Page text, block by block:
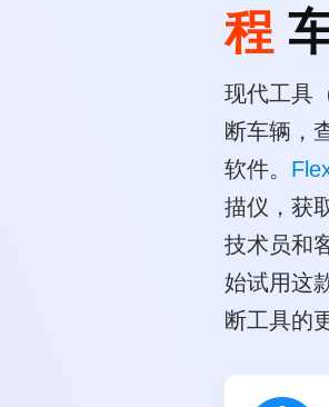
程
现代工具
断车辆，
软件。
描仪，获
技术员和
始试用这
断工具的